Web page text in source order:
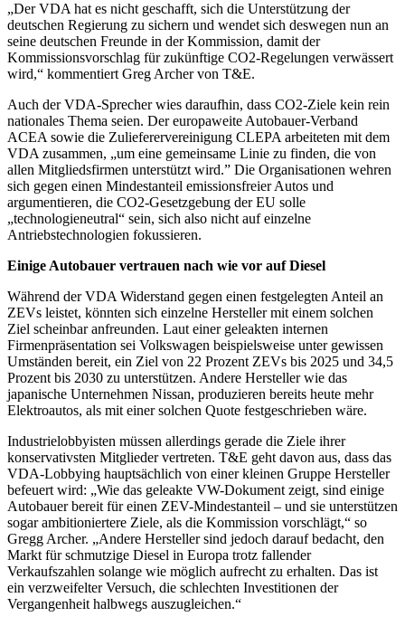
„Der VDA hat es nicht geschafft, sich die Unterstützung der
deutschen Regierung zu sichern und wendet sich deswegen nun an
seine deutschen Freunde in der Kommission, damit der
Kommissionsvorschlag für zukünftige CO2-Regelungen verwässert
wird,“ kommentiert Greg Archer von T&E.
Auch der VDA-Sprecher wies daraufhin, dass CO2-Ziele kein rein
nationales Thema seien. Der europaweite Autobauer-Verband
ACEA sowie die Zulieferervereinigung CLEPA arbeiteten mit dem
VDA zusammen, „um eine gemeinsame Linie zu finden, die von
allen Mitgliedsfirmen unterstützt wird.” Die Organisationen wehren
sich gegen einen Mindestanteil emissionsfreier Autos und
argumentieren, die CO2-Gesetzgebung der EU solle
„technologieneutral“ sein, sich also nicht auf einzelne
Antriebstechnologien fokussieren.
Einige Autobauer vertrauen nach wie vor auf Diesel
Während der VDA Widerstand gegen einen festgelegten Anteil an
ZEVs leistet, könnten sich einzelne Hersteller mit einem solchen
Ziel scheinbar anfreunden. Laut einer geleakten internen
Firmenpräsentation sei Volkswagen beispielsweise unter gewissen
Umständen bereit, ein Ziel von 22 Prozent ZEVs bis 2025 und 34,5
Prozent bis 2030 zu unterstützen. Andere Hersteller wie das
japanische Unternehmen Nissan, produzieren bereits heute mehr
Elektroautos, als mit einer solchen Quote festgeschrieben wäre.
Industrielobbyisten müssen allerdings gerade die Ziele ihrer
konservativsten Mitglieder vertreten. T&E geht davon aus, dass das
VDA-Lobbying hauptsächlich von einer kleinen Gruppe Hersteller
befeuert wird: „Wie das geleakte VW-Dokument zeigt, sind einige
Autobauer bereit für einen ZEV-Mindestanteil – und sie unterstützen
sogar ambitioniertere Ziele, als die Kommission vorschlägt,“ so
Gregg Archer. „Andere Hersteller sind jedoch darauf bedacht, den
Markt für schmutzige Diesel in Europa trotz fallender
Verkaufszahlen solange wie möglich aufrecht zu erhalten. Das ist
ein verzweifelter Versuch, die schlechten Investitionen der
Vergangenheit halbwegs auszugleichen.“